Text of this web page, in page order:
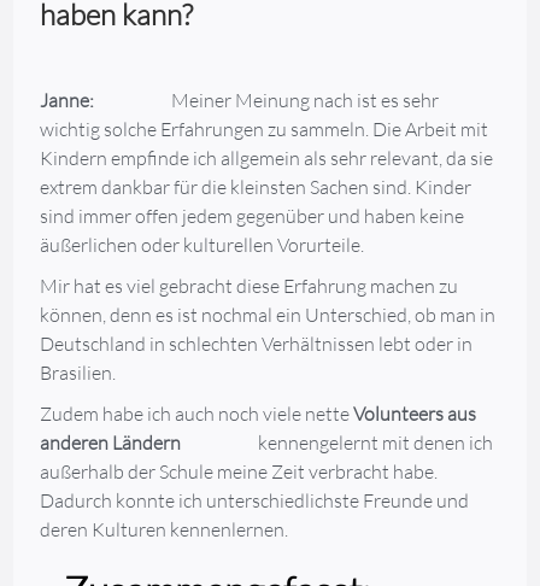
haben kann?
Janne:
Meiner Meinung nach ist es sehr
wichtig solche Erfahrungen zu sammeln. Die Arbeit mit
Kindern empfinde ich allgemein als sehr relevant, da sie
extrem dankbar für die kleinsten Sachen sind. Kinder
sind immer offen jedem gegenüber und haben keine
äußerlichen oder kulturellen Vorurteile.
Mir hat es viel gebracht diese Erfahrung machen zu
können, denn es ist nochmal ein Unterschied, ob man in
Deutschland in schlechten Verhältnissen lebt oder in
Brasilien.
Zudem habe ich auch noch viele netteVolunteers aus
anderen Ländern
kennengelernt mit denen ich
außerhalb der Schule meine Zeit verbracht habe.
Dadurch konnte ich unterschiedlichste Freunde und
deren Kulturen kennenlernen.